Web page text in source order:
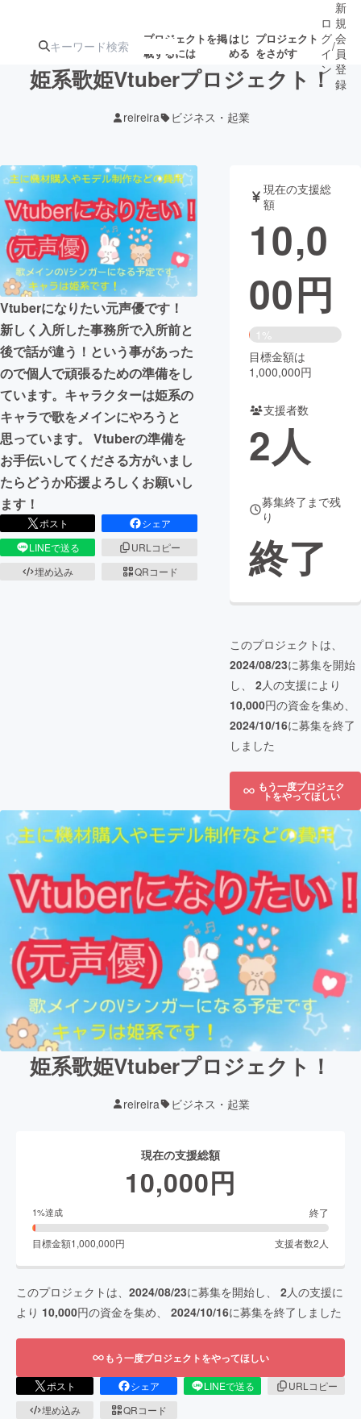
プロジェクトを掲
載するには
はじ
める
プロジェクト
をさがす
アート・写真
テクノロジー・ガジェット ゲーム・サ
映像・映画
ビジネス・起業 チャレンジ
まちづくり・地域活性化
CAMPFIRE for Social Good
CAMPFIRE Creation
CAMPFIREふるさと納税machi-ya コミュニティ
ロ
グ
イ
ン
/
新
規
会
員
登
録
姫系歌姫Vtuberプロジェクト！
reireira ビジネス・起業
Vtuberになりたい元声優です！
新しく入所した事務所で入所前と
後で話が違う！という事があった
ので個人で頑張るための準備をし
ています。キャラクターは姫系の
キャラで歌をメインにやろうと
思っています。 Vtuberの準備を
お手伝いしてくださる方がいまし
たらどうか応援よろしくお願いし
ます！
ポスト
シェア
LINEで送る
URLコピー
埋め込み
QRコード
現在の支援総
額
10,0
00円
1%
目標金額は
1,000,000円
支援者数
2人
募集終了まで残
り
終了
このプロジェクトは、
2024/08/23に募集を開始
し、 2人の支援により
10,000円の資金を集め、
2024/10/16に募集を終了
しました
もう一度プロジェク
トをやってほしい
姫系歌姫Vtuberプロジェクト！
reireira ビジネス・起業
現在の支援総額
10,000円
1%達成 終了
目標金額1,000,000円 支援者数2 人
このプロジェクトは、 2024/08/23に募集を開始し、 2人の支援に
より 10,000円の資金を集め、 2024/10/16に募集を終了しました
もう一度プロジェクトをやってほしい
ポスト シェア LINEで送る
URLコピー
埋め込み
QRコード